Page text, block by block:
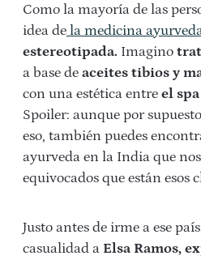
Como la mayoría de las
idea de la medicina
estereotipada. Imagino
a base de aceites tibios y
con una estética entre el
Spoiler: aunque por
eso, también puedes
ayurveda en la India que
equivocados que están esos
Justo antes de irme a ese
casualidad a Elsa Ramos,